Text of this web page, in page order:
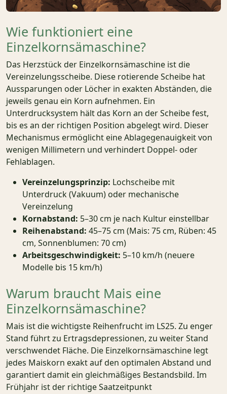
Wie funktioniert eine
Einzelkornsämaschine?
Das Herzstück der Einzelkornsämaschine ist die
Vereinzelungsscheibe. Diese rotierende Scheibe hat
Aussparungen oder Löcher in exakten Abständen, die
jeweils genau ein Korn aufnehmen. Ein
Unterdrucksystem hält das Korn an der Scheibe fest,
bis es an der richtigen Position abgelegt wird. Dieser
Mechanismus ermöglicht eine Ablagegenauigkeit von
wenigen Millimetern und verhindert Doppel- oder
Fehlablagen.
Vereinzelungsprinzip: Lochscheibe mit
Unterdruck (Vakuum) oder mechanische
Vereinzelung
Kornabstand: 5–30 cm je nach Kultur einstellbar
Reihenabstand: 45–75 cm (Mais: 75 cm, Rüben: 45
cm, Sonnenblumen: 70 cm)
Arbeitsgeschwindigkeit: 5–10 km/h (neuere
Modelle bis 15 km/h)
Warum braucht Mais eine
Einzelkornsämaschine?
Mais ist die wichtigste Reihenfrucht im LS25. Zu enger
Stand führt zu Ertragsdepressionen, zu weiter Stand
verschwendet Fläche. Die Einzelkornsämaschine legt
jedes Maiskorn exakt auf den optimalen Abstand und
garantiert damit ein gleichmäßiges Bestandsbild. Im
Frühjahr ist der richtige Saatzeitpunkt